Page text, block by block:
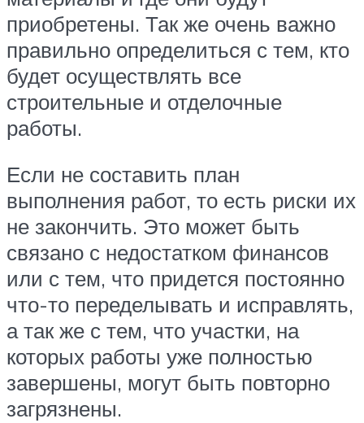
приобретены. Так же очень важно
правильно определиться с тем, кто
будет осуществлять все
строительные и отделочные
работы.
Если не составить план
выполнения работ, то есть риски их
не закончить. Это может быть
связано с недостатком финансов
или с тем, что придется постоянно
что-то переделывать и исправлять,
а так же с тем, что участки, на
которых работы уже полностью
завершены, могут быть повторно
загрязнены.